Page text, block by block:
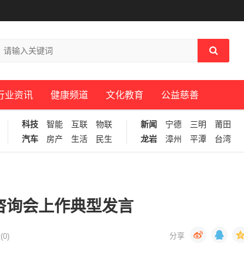
业资讯 健康频道 文化教育 公益慈善
科技 智能 互联
物联
汽车
房产 生活 民生
新闻 宁德 三明
莆田
龙岩
漳州 平潭 台湾
询会上作典型发言